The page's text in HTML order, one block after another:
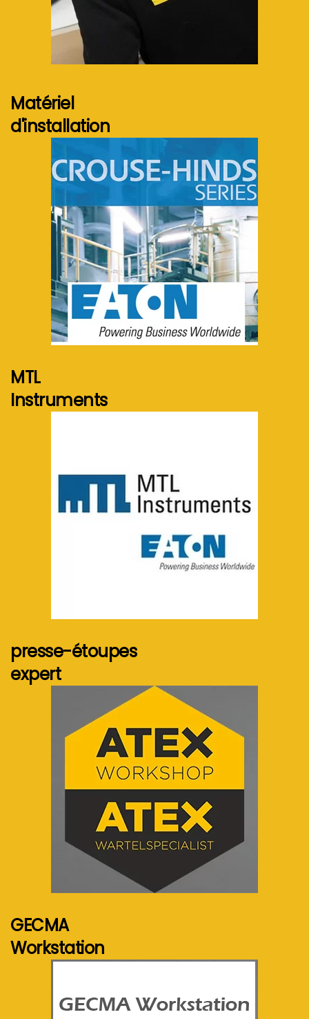
Voir plus...
Matériel
d'installation
Voir plus...
MTL
Instruments
presse-étoupes
expert
Voir plus...
GECMA
Workstation